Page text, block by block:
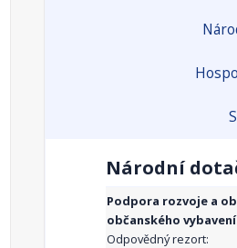
Národní
Podpora rozvoje a
občanského
Odpovědný rezort: